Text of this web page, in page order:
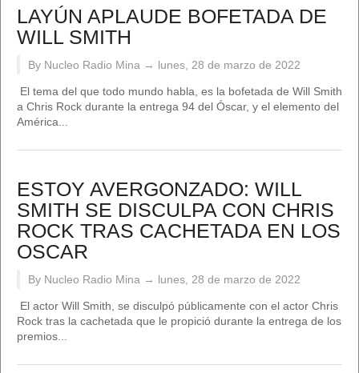
LAYÚN APLAUDE BOFETADA DE
WILL SMITH
By Nucleo Radio Mina → lunes, 28 de marzo de 2022
El tema del que todo mundo habla, es la bofetada de Will Smith
a Chris Rock durante la entrega 94 del Óscar, y el elemento del
América...
ESTOY AVERGONZADO: WILL
SMITH SE DISCULPA CON CHRIS
ROCK TRAS CACHETADA EN LOS
OSCAR
By Nucleo Radio Mina → lunes, 28 de marzo de 2022
El actor Will Smith, se disculpó públicamente con el actor Chris
Rock tras la cachetada que le propició durante la entrega de los
premios...